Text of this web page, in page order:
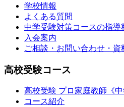
学校情報
よくある質問
中学受験対策コースの指導
入会案内
ご相談・お問い合わせ・資
高校受験コース
高校受験 プロ家庭教師 《
コース紹介